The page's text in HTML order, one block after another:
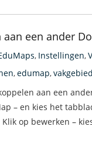
een ander
, Instellingen,
,edumap,vakgebied
aan een
– en kies het
op bewerken –